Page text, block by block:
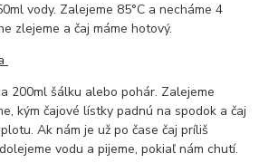
vody. Zalejeme 85°C a necháme 4
zlejeme a čaj máme hotový.
200ml šálku alebo pohár. Zalejeme
kým čajové lístky padnú na spodok a čaj
Ak nám je už po čase čaj príliš
vodu a pijeme, pokiaľ nám chutí.